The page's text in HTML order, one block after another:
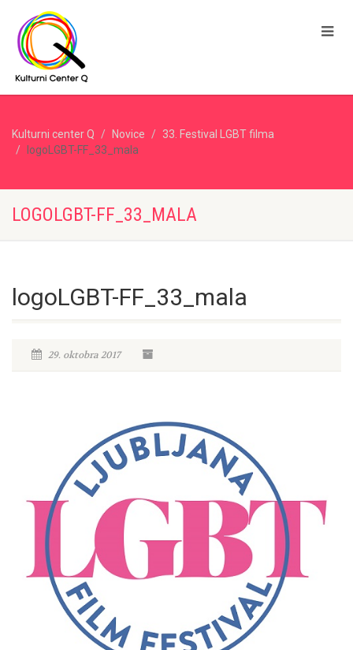
Kulturni center Q Novice
33. Festival LGBT filma
logoLGBT-FF_33_mala
LOGOLGBT-FF_33_MALA
logoLGBT-FF_33_mala
29. oktobra 2017